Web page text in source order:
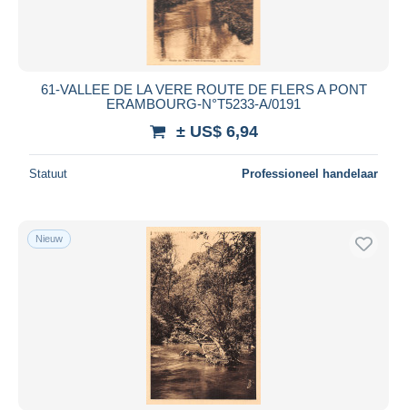
61-VALLEE DE LA VERE ROUTE DE FLERS A PONT
ERAMBOURG-N°T5233-A/0191
± US$ 6,94
Statuut Professioneel handelaar
Nieuw